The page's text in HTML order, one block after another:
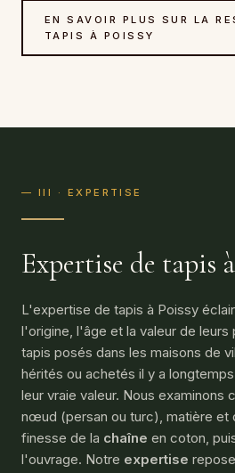
EN SAVOIR PLUS SUR LA
TAPIS À POISSY
— III · EXPERTISE
Expertise de tapis à
L'expertise de tapis à Poissy
l'origine, l'âge et la valeur de
tapis posés dans les maisons de
hérités ou achetés il y a
leur vraie valeur. Nous examinons
nœud (persan ou turc), matière et
finesse de la chaîne en coton,
l'ouvrage. Notre expertise